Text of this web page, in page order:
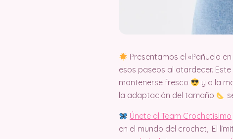
Presentamos el «Pañuelo
esos paseos al atardecer.
mantenerse fresco
y a la
la adaptación del tamaño
Únete al Team Crochetisimo
en el mundo del crochet, ¡El